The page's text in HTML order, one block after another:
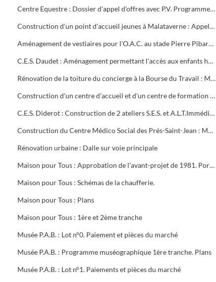
Centre Equestre : Dossier d'appel d'offres avec P.V. Programme du concours. Réunions de chantier
Construction d'un point d'accueil jeunes à Malataverne : Appel d'offres
Aménagement de vestiaires pour l'O.A.C. au stade Pierre Pibarot : Estimatif
C.E.S. Daudet : Aménagement permettant l'accès aux enfants handicapés. Projet et marché public
Rénovation de la toiture du concierge à la Bourse du Travail : Marché public
Construction d'un centre d'accueil et d'un centre de formation pour l'O.A.C. Programme
C.E.S. Diderot : Construction de 2 ateliers S.E.S. et A.L.T.Immédiate. Marché public
Construction du Centre Médico Social des Prés-Saint-Jean : Marché public
Rénovation urbaine : Dalle sur voie principale
Maison pour Tous : Approbation de l'avant-projet de 1981. Portrait de Louis Aragon " un éternel printemps ". Calque de l'aménagement intérieur
Maison pour Tous : Schémas de la chaufferie.
Maison pour Tous : Plans
Maison pour Tous : 1ère et 2ème tranche
Musée P.A.B. : Lot n°0. Paiement et pièces du marché
Musée P.A.B. : Programme muséographique 1ère tranche. Plans
Musée P.A.B. : Lot n°1. Paiements et pièces du marché